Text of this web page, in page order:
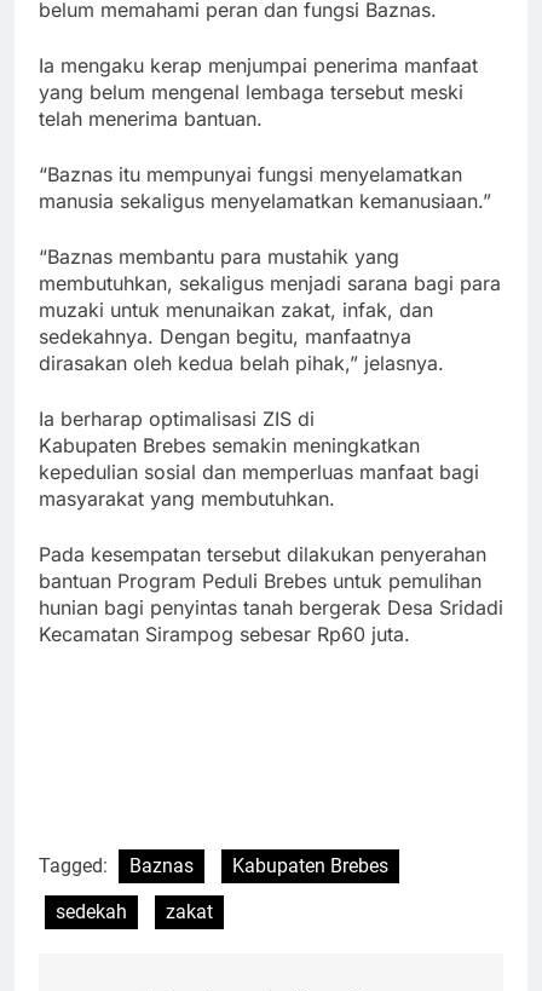
belum memahami peran dan fungsi Baznas.
Ia mengaku kerap menjumpai penerima manfaat
yang belum mengenal lembaga tersebut meski
telah menerima bantuan.
“Baznas itu mempunyai fungsi menyelamatkan
manusia sekaligus menyelamatkan kemanusiaan.”
“Baznas membantu para mustahik yang
membutuhkan, sekaligus menjadi sarana bagi para
muzaki untuk menunaikan zakat, infak, dan
sedekahnya. Dengan begitu, manfaatnya
dirasakan oleh kedua belah pihak,” jelasnya.
Ia berharap optimalisasi ZIS di
Kabupaten Brebes semakin meningkatkan
kepedulian sosial dan memperluas manfaat bagi
masyarakat yang membutuhkan.
Pada kesempatan tersebut dilakukan penyerahan
bantuan Program Peduli Brebes untuk pemulihan
hunian bagi penyintas tanah bergerak Desa Sridadi
Kecamatan Sirampog sebesar Rp60 juta.
Tagged: Baznas
Kabupaten Brebes
sedekah
zakat